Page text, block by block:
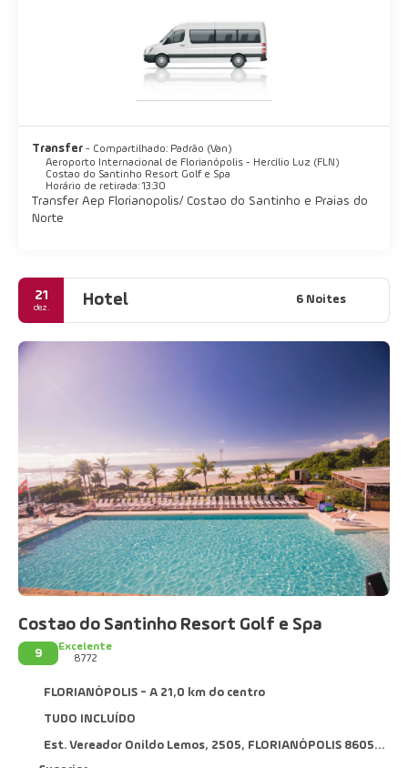
Transfer - Compartilhado: Padrão (Van)
Aeroporto Internacional de Florianópolis - Hercílio Luz (FLN)
Costao do Santinho Resort Golf e Spa
Horário de retirada: 13:30
Transfer Aep Florianopolis/ Costao do Santinho e Praias do
Norte
21
dez. Hotel 6 Noites
Costao do Santinho Resort Golf e Spa
9
Excelente
8772
FLORIANÓPOLIS - A 21,0 km do centro
TUDO INCLUÍDO
Est. Vereador Onildo Lemos, 2505, FLORIANÓPOLIS 86058700